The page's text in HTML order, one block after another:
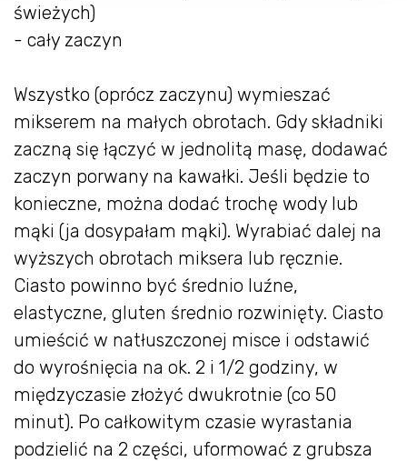
świeżych)
- cały zaczyn
Wszystko (oprócz zaczynu) wymieszać
mikserem na małych obrotach. Gdy składniki
zaczną się łączyć w jednolitą masę, dodawać
zaczyn porwany na kawałki. Jeśli będzie to
konieczne, można dodać trochę wody lub
mąki (ja dosypałam mąki). Wyrabiać dalej na
wyższych obrotach miksera lub ręcznie.
Ciasto powinno być średnio luźne,
elastyczne, gluten średnio rozwinięty. Ciasto
umieścić w natłuszczonej misce i odstawić
do wyrośnięcia na ok. 2 i 1/2 godziny, w
międzyczasie złożyć dwukrotnie (co 50
minut). Po całkowitym czasie wyrastania
podzielić na 2 części, uformować z grubsza